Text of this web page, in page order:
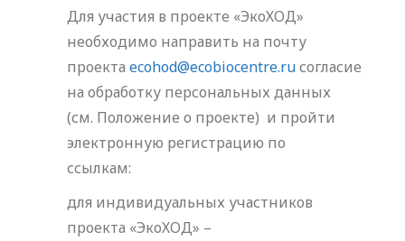
Для участия в проекте «ЭкоХОД»
необходимо направить на почту
проекта ecohod@ecobiocentre.ruсогласие
на обработку персональных данных
(см. Положение о проекте) и пройти
электронную регистрацию по
ссылкам:
для индивидуальных участников
проекта «ЭкоХОД» –